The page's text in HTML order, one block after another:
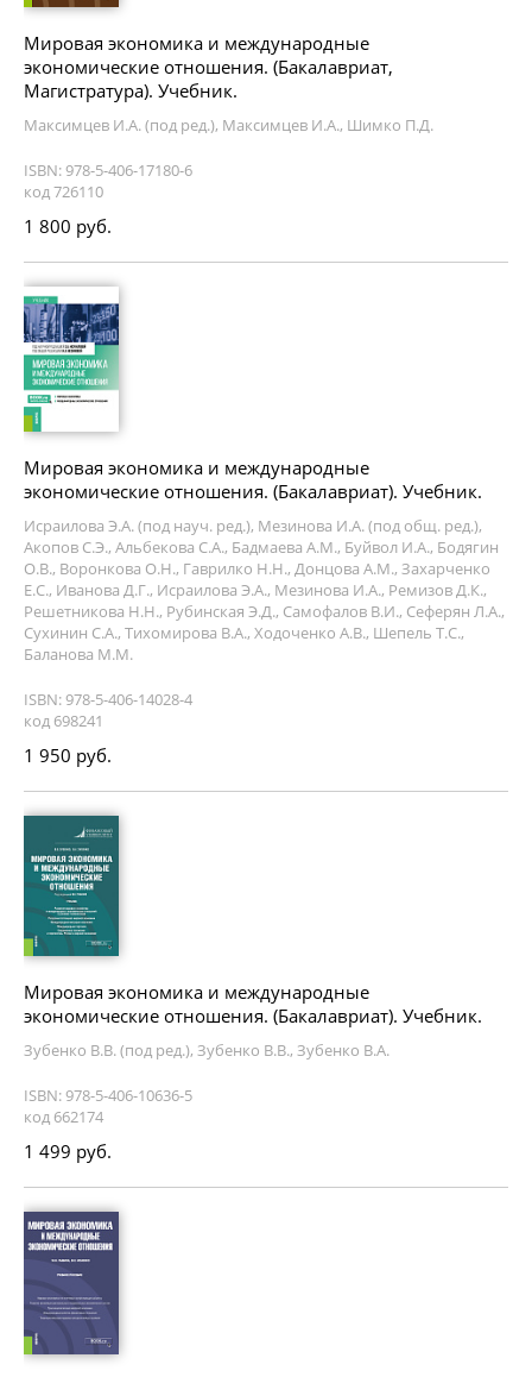
Мировая экономика и международные
экономические отношения. (Бакалавриат,
Магистратура). Учебник.
Максимцев И.А. (под ред.), Максимцев И.А., Шимко П.Д.
ISBN: 978-5-406-17180-6
код 726110
1 800 руб.
Мировая экономика и международные
экономические отношения. (Бакалавриат). Учебник.
Исраилова Э.А. (под науч. ред.), Мезинова И.А. (под общ. ред.),
Акопов С.Э., Альбекова С.А., Бадмаева А.М., Буйвол И.А., Бодягин
О.В., Воронкова О.Н., Гаврилко Н.Н., Донцова А.М., Захарченко
Е.С., Иванова Д.Г., Исраилова Э.А., Мезинова И.А., Ремизов Д.К.,
Решетникова Н.Н., Рубинская Э.Д., Самофалов В.И., Сеферян Л.А.,
Сухинин С.А., Тихомирова В.А., Ходоченко А.В., Шепель Т.С.,
Баланова М.М.
ISBN: 978-5-406-14028-4
код 698241
1 950 руб.
Мировая экономика и международные
экономические отношения. (Бакалавриат). Учебник.
Зубенко В.В. (под ред.), Зубенко В.В., Зубенко В.А.
ISBN: 978-5-406-10636-5
код 662174
1 499 руб.